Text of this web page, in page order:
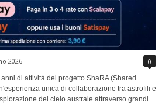
2026 0
di attività del progetto ShaRA (Shared
unica di collaborazione tra astrofili e
del cielo australe attraverso grandi